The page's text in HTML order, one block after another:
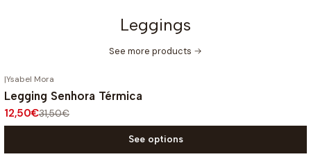
Leggings
See more products
|Ysabel Mora
Legging Senhora Térmica
12,50€31,50€
See options